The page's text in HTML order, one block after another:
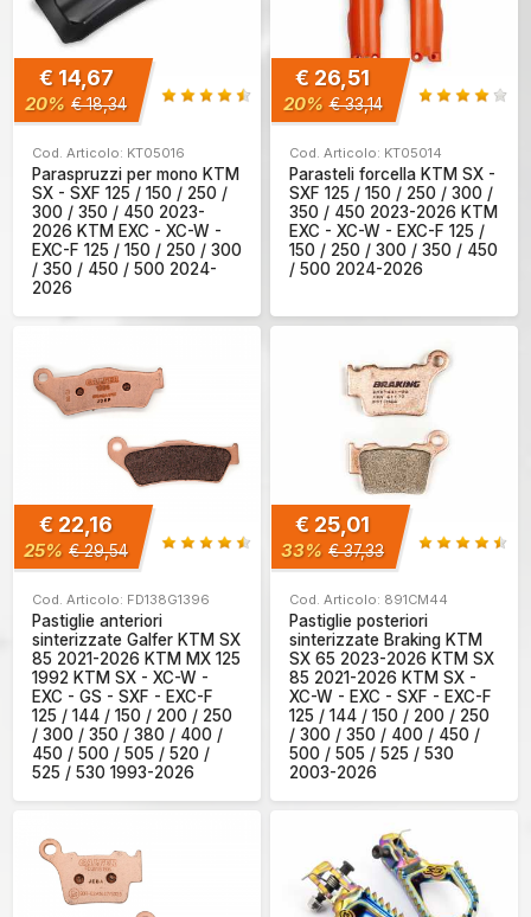
€ 14,67
20% € 18,34
Cod. Articolo: KT05016
Paraspruzzi per mono KTM
SX - SXF 125 / 150 / 250 /
300 / 350 / 450 2023-
2026 KTM EXC - XC-W -
EXC-F 125 / 150 / 250 / 300
/ 350 / 450 / 500 2024-
2026
€ 26,51
20% € 33,14
Cod. Articolo: KT05014
Parasteli forcella KTM SX -
SXF 125 / 150 / 250 / 300 /
350 / 450 2023-2026 KTM
EXC - XC-W - EXC-F 125 /
150 / 250 / 300 / 350 / 450
/ 500 2024-2026
€ 22,16
25% € 29,54
Cod. Articolo: FD138G1396
Pastiglie anteriori
sinterizzate Galfer KTM SX
85 2021-2026 KTM MX 125
1992 KTM SX - XC-W -
EXC - GS - SXF - EXC-F
125 / 144 / 150 / 200 / 250
/ 300 / 350 / 380 / 400 /
450 / 500 / 505 / 520 /
525 / 530 1993-2026
€ 25,01
33% € 37,33
Cod. Articolo: 891CM44
Pastiglie posteriori
sinterizzate Braking KTM
SX 65 2023-2026 KTM SX
85 2021-2026 KTM SX -
XC-W - EXC - SXF - EXC-F
125 / 144 / 150 / 200 / 250
/ 300 / 350 / 400 / 450 /
500 / 505 / 525 / 530
2003-2026